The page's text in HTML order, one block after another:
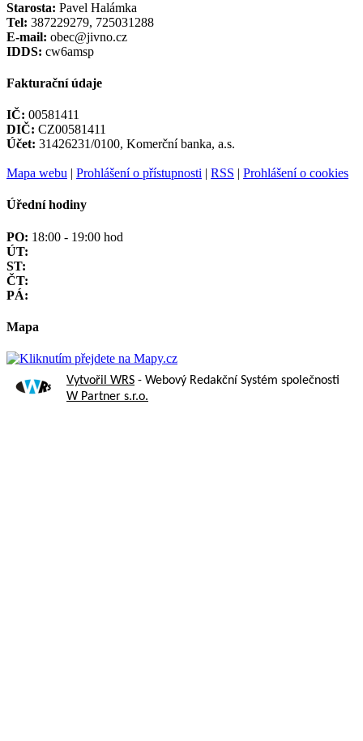
Starosta: Pavel Halámka
Tel: 387229279, 725031288
E-mail: obec@jivno.cz
IDDS: cw6amsp
Fakturační údaje
IČ: 00581411
DIČ: CZ00581411
Účet: 31426231/0100, Komerční banka, a.s.
Mapa webu | Prohlášení o přístupnosti | RSS | Prohlášení o cookies
Úřední hodiny
PO: 18:00 - 19:00 hod
ÚT:
ST:
ČT:
PÁ:
Mapa
Vytvořil WRS - Webový Redakční Systém společnosti
W Partner s.r.o.